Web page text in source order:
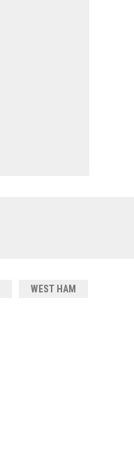
WEST HAM